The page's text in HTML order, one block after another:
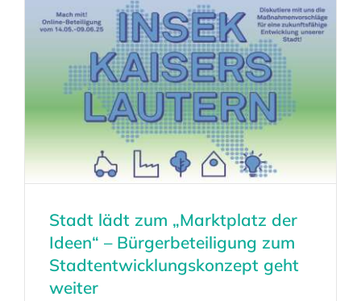
Stadt lädt zum „Marktplatz der
Ideen“ – Bürgerbeteiligung zum
Stadtentwicklungskonzept geht
weiter